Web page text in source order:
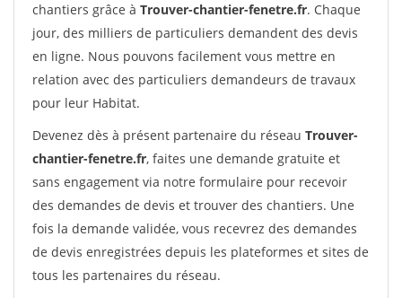
chantiers grâce à Trouver-chantier-fenetre.fr. Chaque
jour, des milliers de particuliers demandent des devis
en ligne. Nous pouvons facilement vous mettre en
relation avec des particuliers demandeurs de travaux
pour leur Habitat.
Devenez dès à présent partenaire du réseau Trouver-
chantier-fenetre.fr, faites une demande gratuite et
sans engagement via notre formulaire pour recevoir
des demandes de devis et trouver des chantiers. Une
fois la demande validée, vous recevrez des demandes
de devis enregistrées depuis les plateformes et sites de
tous les partenaires du réseau.